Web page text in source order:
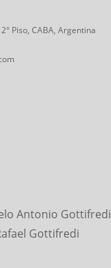
Piso, CABA, Argentina
Antonio Gottifredi
Gottifredi